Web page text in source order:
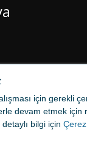
için gerekli
devam etmek için
bilgi için Çerez